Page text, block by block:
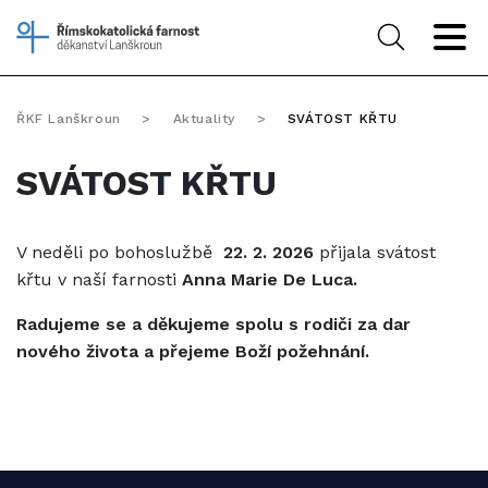
ŘKF Lanškroun > Aktuality > SVÁTOST KŘTU
SVÁTOST KŘTU
V neděli po bohoslužbě 22. 2. 2026 přijala svátost
křtu v naší farnosti Anna Marie De Luca.
Radujeme se a děkujeme spolu s rodiči za dar
nového života a přejeme Boží požehnání.